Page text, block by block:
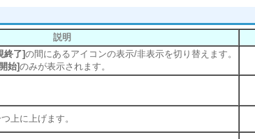
説明
終了]の間にあるアイコンの表示/非表示を切り替えます。
始]のみが表示されます。
上に上げます。